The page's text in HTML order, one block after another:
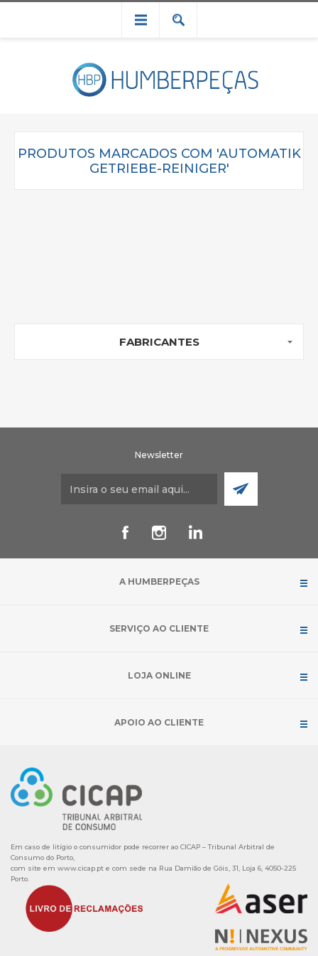
PRODUTOS MARCADOS COM 'AUTOMATIK
GETRIEBE-REINIGER'
FABRICANTES
Newsletter
A HUMBERPEÇAS
SERVIÇO AO CLIENTE
LOJA ONLINE
APOIO AO CLIENTE
Em caso de litígio o consumidor pode recorrer ao CICAP – Tribunal Arbitral de
Consumo do Porto,
com site em www.cicap.pt e com sede na Rua Damião de Góis, 31, Loja 6, 4050-225
Porto.